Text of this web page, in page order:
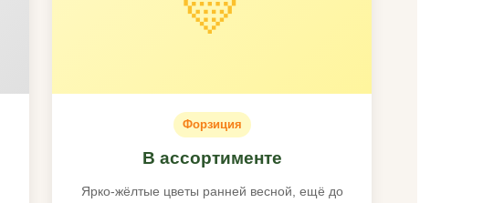
Форзиция
В ассортименте
Ярко-жёлтые цветы ранней весной, ещё до